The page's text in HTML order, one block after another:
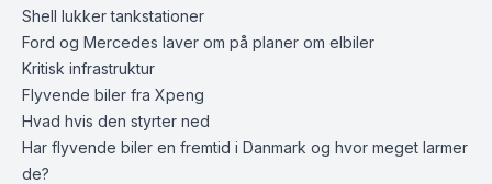
Shell lukker tankstationer
Ford og Mercedes laver om på planer om elbiler
Kritisk infrastruktur
Flyvende biler fra Xpeng
Hvad hvis den styrter ned
Har flyvende biler en fremtid i Danmark og hvor meget larmer
de?